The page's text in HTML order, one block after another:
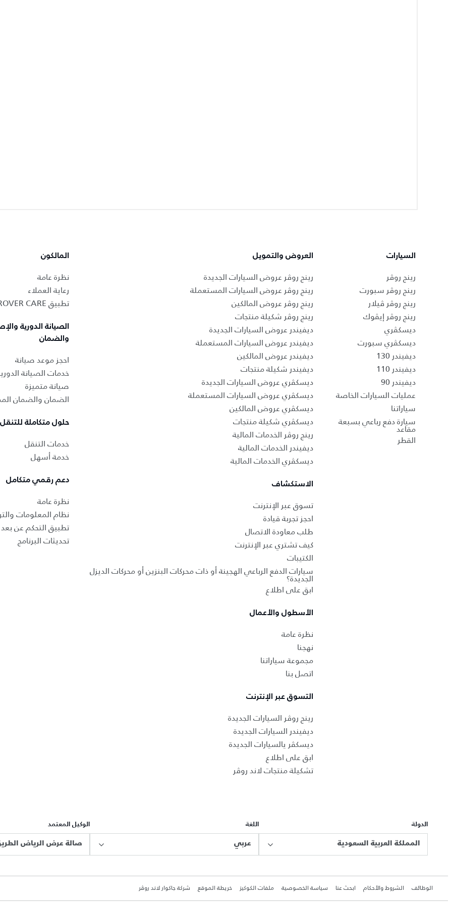
السيارات
رينج روڤر
رينج روڤر سبورت
رينج روڤر ڤيلار
رينج روڤر إيڤوك
ديسكڤري
ديسكڤري سبورت
ديفيندر 130
ديفيندر 110
ديفيندر 90
عمليات السيارات الخاصة
سياراتنا
سيارة دفع رباعي بسبعة
مقاعد
القطر
العروض والتمويل
رينج روڤر عروض السيارات الجديدة
رينج روڤر عروض السيارات المستعملة
رينج روڤر عروض المالكين
رينج روڤر شكيلة منتجات
ديفيندر عروض السيارات الجديدة
ديفيندر عروض السيارات المستعملة
ديفيندر عروض المالكين
ديفيندر شكيلة منتجات
ديسكڤري عروض السيارات الجديدة
ديسكڤري عروض السيارات المستعملة
ديسكڤري عروض المالكين
ديسكڤري شكيلة منتجات
رينج روڤر الخدمات المالية
ديفيندر الخدمات المالية
ديسكڤري الخدمات المالية
الاستكشاف
تسوق عبر الإنترنت
احجز تجربة قيادة
طلب معاودة الاتصال
كيف تشتري عبر الإنترنت
الكتيبات
سيارات الدفع الرباعي الهجينة أو ذات محركات البنزين أو محركات الديزل
الجديدة؟
ابق على اطلاع
الأسطول والأعمال
نظرة عامة
نهجنا
مجموعة سياراتنا
اتصل بنا
التسوق عبر الإنترنت
رينج روڤر السيارات الجديدة
ديفيندر السيارات الجديدة
ديسكڤر يالسيارات الجديدة
ابق على اطلاع
تشكيلة منتجات لاند روڤر
المالكون
نظرة عامة
رعاية العملاء
تطبيق LAND ROVER CARE
الصيانة الدورية
والضمان
احجز موعد صيانة
خدمات الصيانة
صيانة متميزة
الضمان والضمان
حلول متكاملة للتنقل
خدمات التنقل
خدمة أسهل
دعم رقمي متكامل
نظرة عامة
نظام المعلومات
تطبيق التحكم عن بعد
تحديثات البرنامج
الدولة
المملكة العربية السعودية
اللغة
عربي
الوكيل المعتمد
صالة عرض الرياض
الوظائف الشروط والأحكام ابحث عنا سياسة الخصوصية ملفات الكوكيز خريطة الموقع شركة جاكوار لاند روڤر